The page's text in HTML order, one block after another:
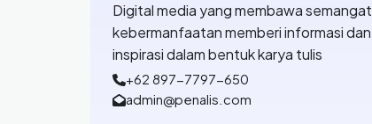
Digital media yang membawa semangat
kebermanfaatan memberi informasi dan
inspirasi dalam bentuk karya tulis
+62 897-7797-650
admin@penalis.com